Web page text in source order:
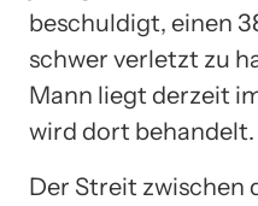
beschuldigt, einen
schwer verletzt zu
Mann liegt derzeit
wird dort behandelt.
Der Streit zwischen